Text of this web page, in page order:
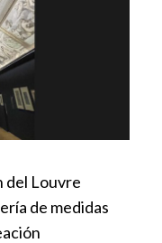
del Louvre
de medidas